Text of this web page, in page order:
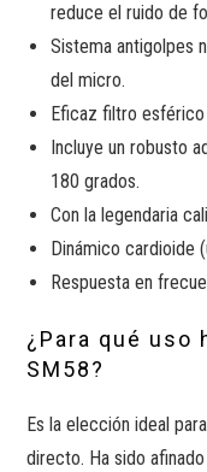
reduce el ruido de
Sistema antigolpes
del micro.
Eficaz filtro
Incluye un robusto
180 grados.
Con la legendaria
Dinámico cardioide
Respuesta en
¿Para qué uso
SM58?
Es la elección ideal
directo. Ha sido